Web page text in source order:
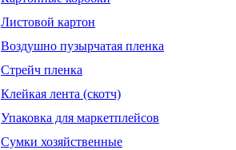
Листовой картон
Воздушно пузырчатая пленка
Стрейч пленка
Клейкая лента (скотч)
Упаковка для маркетплейсов
Сумки хозяйственные